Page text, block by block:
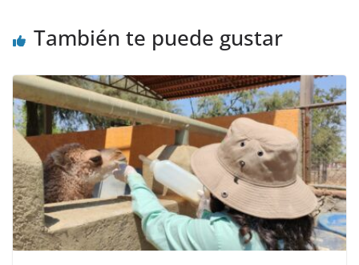
También te puede gustar